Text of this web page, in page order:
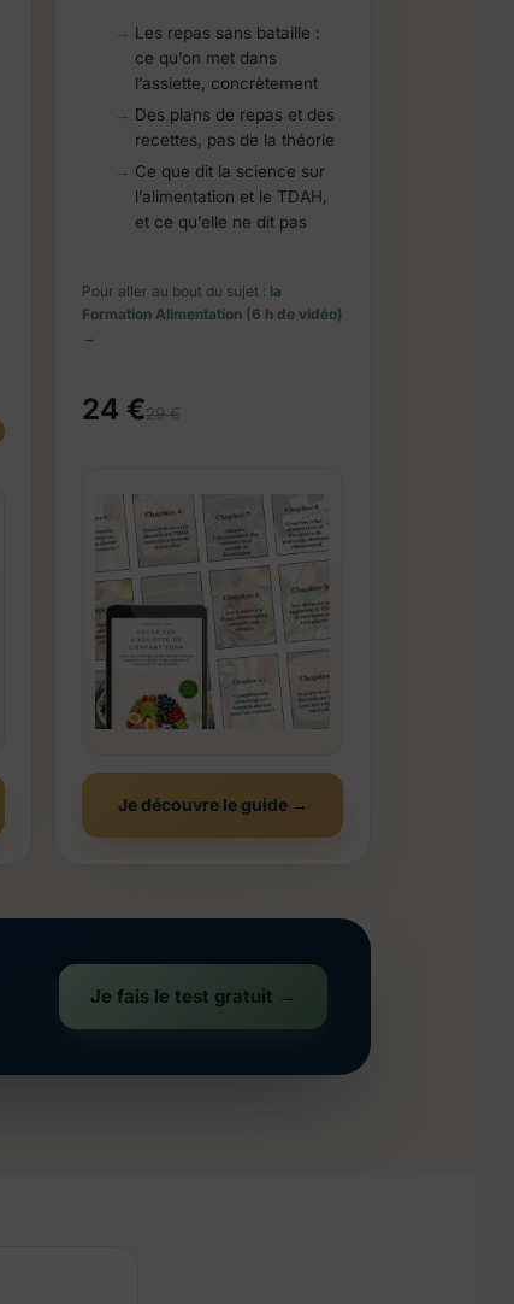
Les repas sans bataille :
ce qu’on met dans
l’assiette, concrètement
Des plans de repas et des
recettes, pas de la théorie
Ce que dit la science sur
l’alimentation et le TDAH,
et ce qu’elle ne dit pas
Pour aller au bout du sujet : la
Formation Alimentation (6 h de vidéo)
→
24 €29 €
Je découvre le guide →
Je fais le test gratuit →